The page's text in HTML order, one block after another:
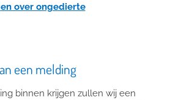
over ongedierte
een melding
binnen krijgen zullen wij een